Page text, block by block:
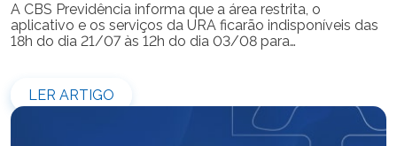
A CBS Previdência informa que a área restrita, o
aplicativo e os serviços da URA ficarão indisponíveis das
18h do dia 21/07 às 12h do dia 03/08 para
entre os dias 22/07 e 31/07. Reforçamos que as
simulações e contratações de empréstimos […]
LER ARTIGO